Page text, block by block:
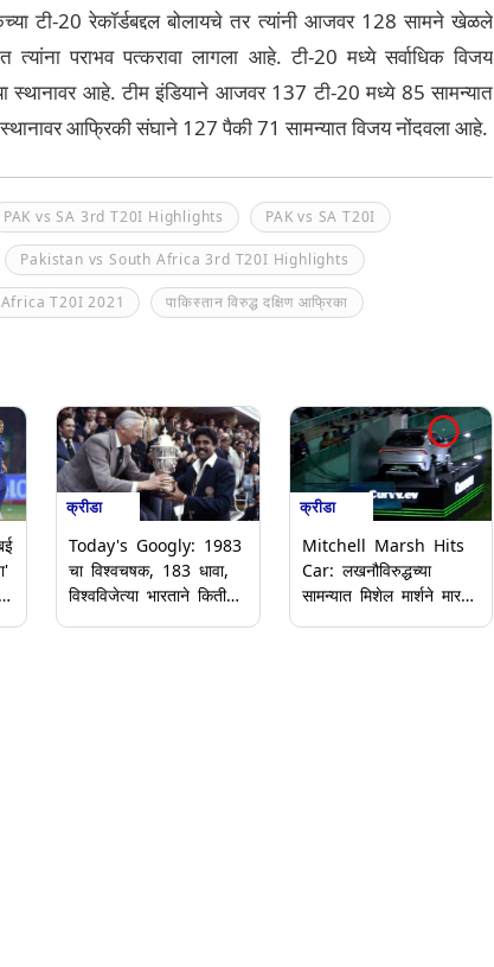
टी-20 रेकॉर्डबद्दल बोलायचे तर त्यांनी आजवर 128 सामने खेळले
पराभव पत्करावा लागला आहे. टी-20 मध्ये सर्वाधिक विजय
स्थानावर आहे. टीम इंडियाने आजवर 137 टी-20 मध्ये 85 सामन्यात
आफ्रिकी संघाने 127 पैकी 71 सामन्यात विजय नोंदवला आहे.
PAK vs SA 3rd T20I Highlights PAK vs SA T20I
Pakistan vs South Africa 3rd T20I Highlights
T20I 2021 पाकिस्तान विरुद्ध दक्षिण आफ्रिका
क्रीडा
Today's Googly: 1983
चा विश्वचषक, 183 धावा,
विश्वविजेत्या भारताने किती
क्रीडा
Mitchell Marsh Hits
Car: लखनौविरुद्धच्या
सामन्यात मिशेल मार्शने मारला